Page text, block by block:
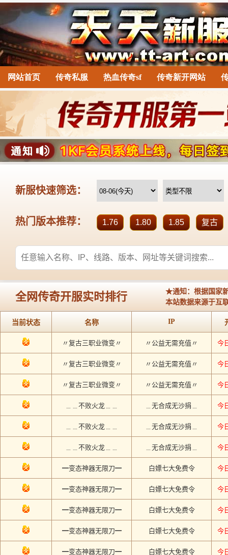
网站首页 传奇私服 热血传奇sf 传奇新开网站